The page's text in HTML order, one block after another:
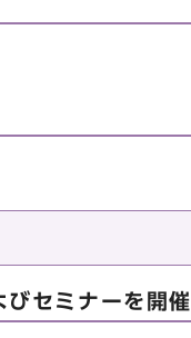
セミナーを開催